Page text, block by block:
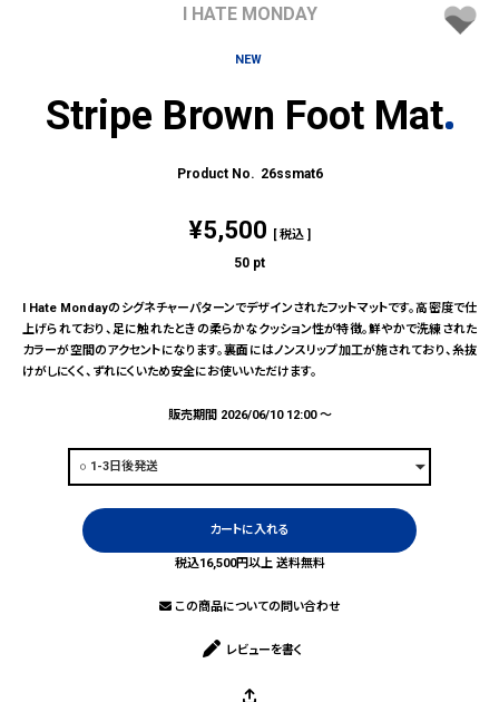
I HATE MONDAY
NEW
Stripe Brown Foot Mat
26ssmat6
¥5,500 税込
50 pt
I Hate Mondayのシグネチャーパターンでデザインされたフットマットです。高密度で仕
上げられており、足に触れたときの柔らかなクッション性が特徴。鮮やかで洗練された
カラーが空間のアクセントになります。裏面にはノンスリップ加工が施されており、糸抜
けがしにくく、ずれにくいため安全にお使いいただけます。
販売期間 2026/06/10 12:00〜
カートに入れる
税込16,500円以上 送料無料
この商品についての問い合わせ
レビューを書く